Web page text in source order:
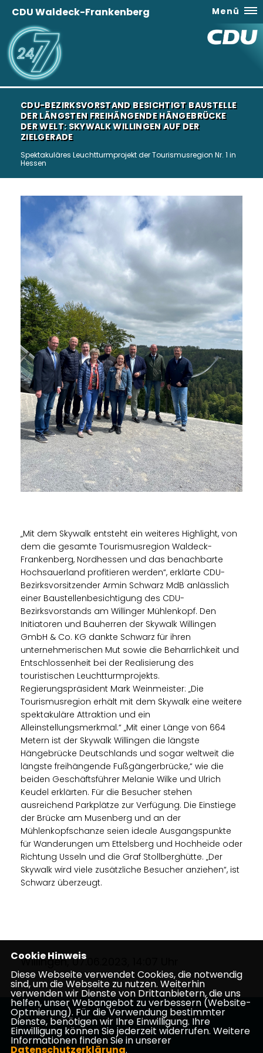
CDU Waldeck-Frankenberg Menü
CDU-BEZIRKSVORSTAND BESICHTIGT BAUSTELLE
DER LÄNGSTEN FREIHÄNGENDE HÄNGEBRÜCKE
DER WELT: SKYWALK WILLINGEN AUF DER
ZIELGERADE
Spektakuläres Leuchtturmprojekt der Tourismusregion Nr. 1 in
Hessen
Mit dem Skywalk entsteht ein weiteres Highlight, von
dem die gesamte Tourismusregion Waldeck-
Frankenberg, Nordhessen und das benachbarte
Hochsauerland profitieren werden“, erklärte CDU-
Bezirksvorsitzender Armin Schwarz MdB anlässlich
einer Baustellenbesichtigung des CDU-
Bezirksvorstands am Willinger Mühlenkopf. Den
Initiatoren und Bauherren der Skywalk Willingen
GmbH & Co. KG dankte Schwarz für ihren
unternehmerischen Mut sowie die Beharrlichkeit und
Entschlossenheit bei der Realisierung des
touristischen Leuchtturmprojekts.
Regierungspräsident Mark Weinmeister: „Die
Tourismusregion erhält mit dem Skywalk eine weitere
spektakuläre Attraktion und ein
Alleinstellungsmerkmal.“ „Mit einer Länge von 664
Metern ist der Skywalk Willingen die längste
Hängebrücke Deutschlands und sogar weltweit die
längste freihängende Fußgängerbrücke,“ wie die
beiden Geschäftsführer Melanie Wilke und Ulrich
Keudel erklärten. Für die Besucher stehen
ausreichend Parkplätze zur Verfügung. Die Einstiege
der Brücke am Musenberg und an der
Mühlenkopfschanze seien ideale Ausgangspunkte
für Wanderungen um Ettelsberg und Hochheide oder
Richtung Usseln und die Graf Stollberghütte. „Der
Skywalk wird viele zusätzliche Besucher anziehen“, ist
Schwarz überzeugt.
Willingen, 07.06.2023, 14:07 Uhr
CDU-Kreisverband Waldeck-Frankenberg
Cookie Hinweis
Diese Webseite verwendet Cookies, die notwendig
sind, um die Webseite zu nutzen. Weiterhin
verwenden wir Dienste von Drittanbietern, die uns
helfen, unser Webangebot zu verbessern (Website-
Optmierung). Für die Verwendung bestimmter
Dienste, benötigen wir Ihre Einwilligung. Ihre
Einwilligung können Sie jederzeit widerrufen. Weitere
Informationen finden Sie in unserer
Datenschutzerklärung.